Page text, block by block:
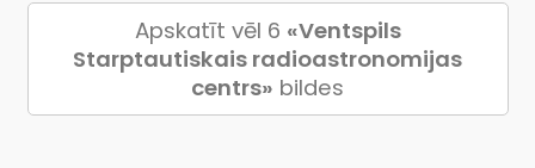
Apskatīt vēl 6 «Ventspils
Starptautiskais radioastronomijas
centrs» bildes